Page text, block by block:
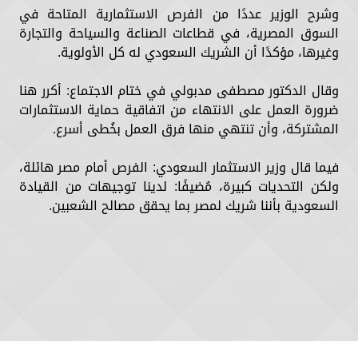
وشرح الوزير عددًا من الفرص الاستثمارية المتاحة في
السوق المصرية، في قطاعات الصناعة والسياحة والتجارة
وغيرها، مؤكدًا أن الشريك السعودي له كل الأولوية.
وقال الدكتور مصطفى مدبولي في ختام الاجتماع: أكرر هنا
ضرورة العمل على الانتهاء من اتفاقية حماية الاستثمارات
المشتركة، وأن تنتهي منها فرق العمل بخُطى أسرع.
فيما قال وزير الاستثمار السعودي: الفرص أمام مصر هائلة،
ولكن التحديات كبيرة، مُضيفًا: لدينا توجيهات من القيادة
السعودية بأننا شريك لمصر بما يحقق مصالح الشعبين.